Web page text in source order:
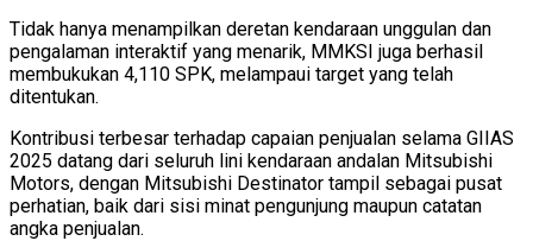
Tidak hanya menampilkan deretan kendaraan unggulan dan
pengalaman interaktif yang menarik, MMKSI juga berhasil
membukukan 4,110 SPK, melampaui target yang telah
ditentukan.
Kontribusi terbesar terhadap capaian penjualan selama GIIAS
2025 datang dari seluruh lini kendaraan andalan Mitsubishi
Motors, dengan Mitsubishi Destinator tampil sebagai pusat
perhatian, baik dari sisi minat pengunjung maupun catatan
angka penjualan.